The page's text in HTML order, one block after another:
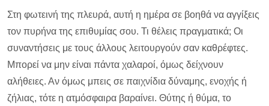
Στη φωτεινή της πλευρά, αυτή η ημέρα σε βοηθά να αγγίξεις
τον πυρήνα της επιθυμίας σου. Τι θέλεις πραγματικά; Οι
συναντήσεις με τους άλλους λειτουργούν σαν καθρέφτες.
Μπορεί να μην είναι πάντα χαλαροί, όμως δείχνουν
αλήθειες. Αν όμως μπεις σε παιχνίδια δύναμης, ενοχής ή
ζήλιας, τότε η ατμόσφαιρα βαραίνει. Θύτης ή θύμα, το